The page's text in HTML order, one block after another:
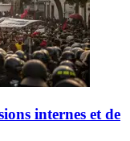
internes et de